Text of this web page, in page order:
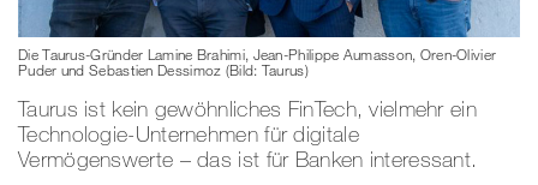
Die Taurus-Gründer Lamine Brahimi, Jean-Philippe Aumasson, Oren-Olivier
Puder und Sebastien Dessimoz (Bild: Taurus)
Taurus ist kein gewöhnliches FinTech, vielmehr ein
Technologie-Unternehmen für digitale
Vermögenswerte – das ist für Banken interessant.